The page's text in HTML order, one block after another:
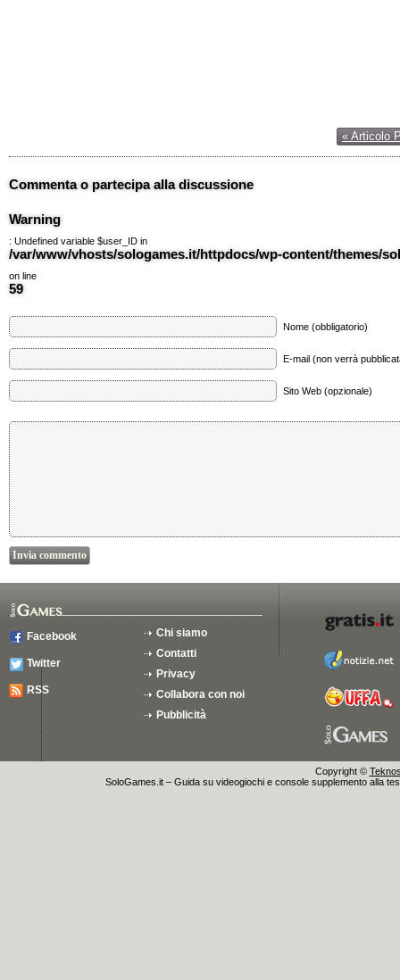
« Articolo
Commenta o partecipa alla discussione
Warning
: Undefined variable $user_ID in
/var/www/vhosts/sologames.it/httpdocs/wp-content/themes/
on line
59
Nome (obbligatorio)
E-mail (non verrà
Sito Web (opzionale)
Facebook
Twitter
RSS
Chi siamo
Contatti
Privacy
Collabora con noi
Pubblicità
Copyright ©
SoloGames.it – Guida su videogiochi e console supplemento alla